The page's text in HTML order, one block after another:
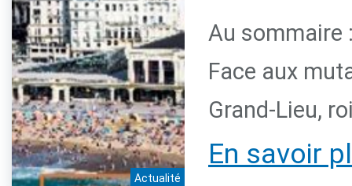
Actualité
Au sommaire
Face aux
Grand-Lieu,
En savoir